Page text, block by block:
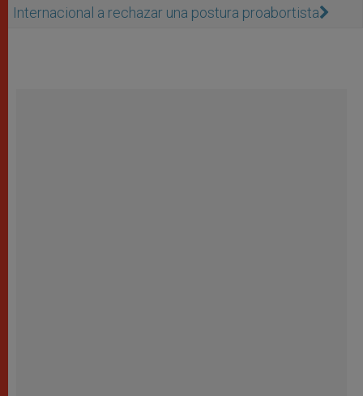
Internacional a rechazar una postura proabortista